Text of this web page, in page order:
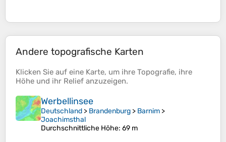
Andere topografische Karten
Klicken Sie auf eine Karte, um ihre Topografie, ihre
Höhe und ihr Relief anzuzeigen.
Werbellinsee
Deutschland > Brandenburg > Barnim >
Joachimsthal
Durchschnittliche Höhe: 69 m